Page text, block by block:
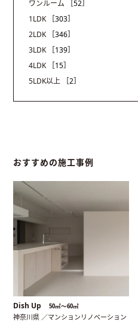
ワンルーム
［52］
1LDK
［303］
2LDK
［346］
3LDK
［139］
4LDK
［15］
5LDK以上
［2］
おすすめの施工事例
Dish Up 50㎡〜60㎡
神奈川県 ／マンションリノベーション